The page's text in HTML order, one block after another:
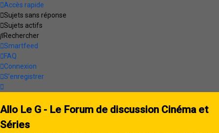
Accès rapide
Sujets sans réponse
Sujets actifs
Rechercher
Smartfeed
FAQ
Connexion
S’enregistrer
Allo Le G - Le Forum de discussion Cinéma et
Séries